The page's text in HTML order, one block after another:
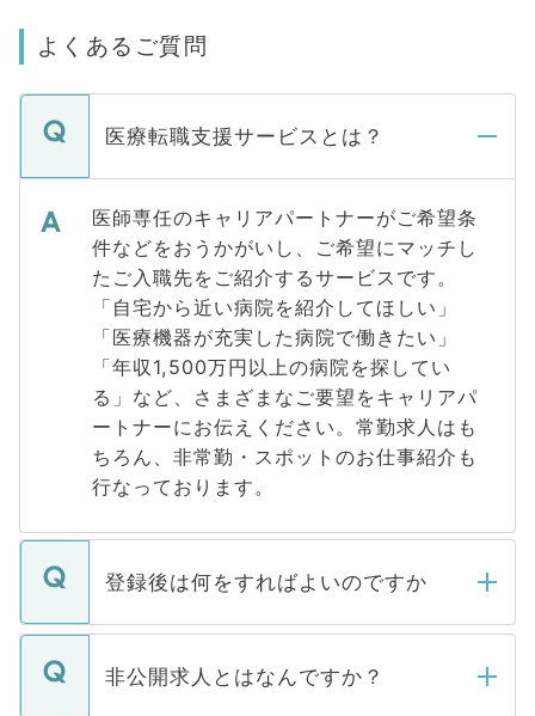
よくあるご質問
医療転職支援サービスとは？
医師専任のキャリアパートナーがご希望条
件などをおうかがいし、ご希望にマッチし
たご入職先をご紹介するサービスです。
「自宅から近い病院を紹介してほしい」
「医療機器が充実した病院で働きたい」
「年収1,500万円以上の病院を探してい
る」など、さまざまなご要望をキャリアパ
ートナーにお伝えください。常勤求人はも
ちろん、非常勤・スポットのお仕事紹介も
行なっております。
登録後は何をすればよいのですか
ご登録いただきましたら、弊社担当者がご
登録内容を確認し、その後メールもしくは
非公開求人とはなんですか？